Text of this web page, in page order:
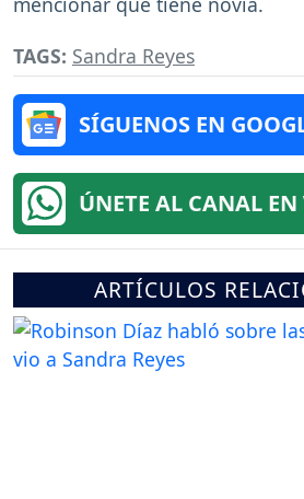
TAGS: Sandra Reyes
SÍGUENOS EN
ÚNETE AL CANAL
ARTÍCULOS